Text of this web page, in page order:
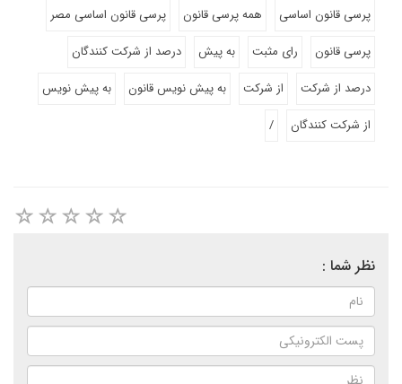
پرسی قانون اساسی
همه پرسی قانون
پرسی قانون اساسی مصر
پرسی قانون
رای مثبت به پیش
درصد از شرکت کنندگان
درصد از شرکت
از شرکت به پیش نویس قانون
به پیش نویس
از شرکت کنندگان
/
نظر شما :